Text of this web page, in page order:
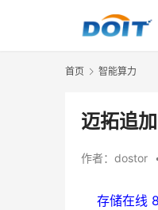
首页 智能算力
迈拓追
作者： dostor
存储在线